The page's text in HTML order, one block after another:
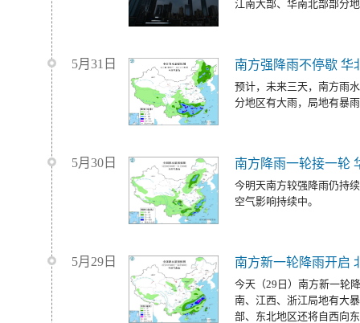
江南大部、华南北部部分
5月31日 南方强降雨不停歇 华
预计，未来三天，南方雨
分地区有大雨，局地有暴
5月30日 南方降雨一轮接一轮
今明天南方较强降雨仍持
空气影响持续中。
5月29日 南方新一轮降雨开启
今天（29日）南方新一轮
南、江西、浙江局地有大
部、东北地区还将自西向